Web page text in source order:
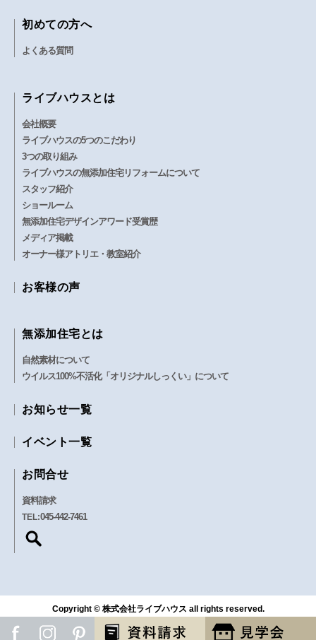
初めての方へ
よくある質問
ライブハウスとは
会社概要
ライブハウスの5つのこだわり
3つの取り組み
ライブハウスの無添加住宅リフォームについて
スタッフ紹介
ショールーム
無添加住宅デザインアワード受賞歴
メディア掲載
オーナー様アトリエ・教室紹介
お客様の声
無添加住宅とは
自然素材について
ウイルス100%不活化「オリジナルしっくい」について
お知らせ一覧
イベント一覧
お問合せ
資料請求
TEL:045-442-7461
Copyright © 株式会社ライブハウス all rights reserved.